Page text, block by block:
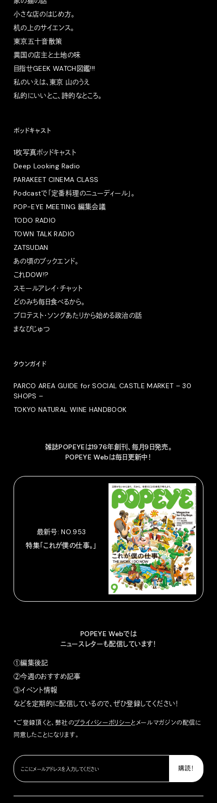
小さな店のはじめ方。
机の上のサイエンス。
東京五十音散策
異国の店主と土地の味
目指せGEEK WATCH図鑑!!!
私のいえは、東京 山のうえ
私的にいいとこ、詩的なところ。
ポッドキャスト
1枚写真ポッドキャスト
Deep Looking Radio
PARAKEET CINEMA CLASS
Podcastで「定番料理のニューディール」。
POP-EYE MEETING 編集会議
TODO RADIO
TOWN TALK RADIO
ZATSUDAN
あの頃のブックエンド。
これDOW!?
スモールアレイ・チャット
どのみち毎日食べるから。
プロテスト・ソングあたりから始める政治の話
まなびじゅつ
タウンガイド
PARCO AREA GUIDE for SOCIAL CASTLE MARKET – 30
SHOPS –
TOKYO NATURAL WINE HANDBOOK
雑誌POPEYEは1976年創刊、毎月9日発売。
POPEYE Webは毎日更新中！
最新号: NO.953
特集「これが僕の仕事。」
POPEYE Webでは
ニュースレターも配信しています！
①編集後記
②今週のおすすめ記事
③イベント情報
などを定期的に配信しているので、ぜひ登録してください！
*ご登録頂くと、弊社のプライバシーポリシーとメールマガジンの配信に
同意したことになります。